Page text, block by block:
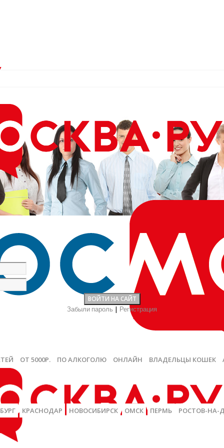
Забыли пароль Регистрация
ОТ 5000Р. ПО АЛКОГОЛЮ ОНЛАЙН ВЛАДЕЛЬЦЫ КОШЕК
КРАСНОДАР НОВОСИБИРСК ОМСК ПЕРМЬ РОСТОВ-НА-